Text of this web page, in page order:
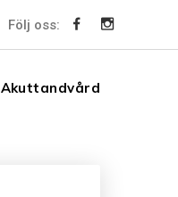
Följ oss:
Akuttandvård